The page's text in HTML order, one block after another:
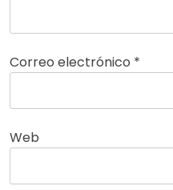
Correo electrónico *
Web